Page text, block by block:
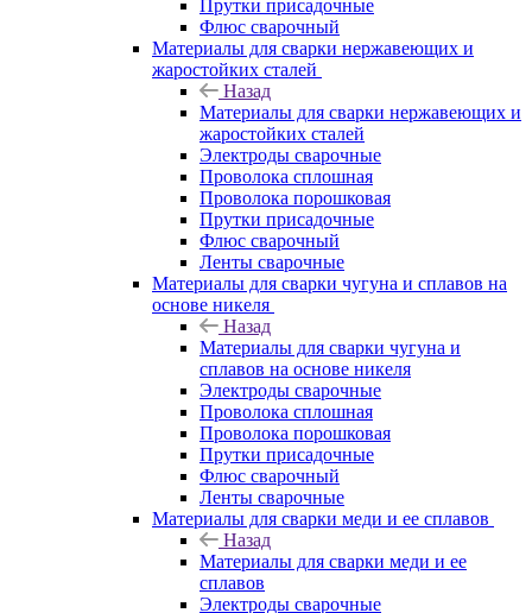
Прутки присадочные
Флюс сварочный
Материалы для сварки нержавеющих и
жаростойких сталей
Назад
Материалы для сварки нержавеющих и
жаростойких сталей
Электроды сварочные
Проволока сплошная
Проволока порошковая
Прутки присадочные
Флюс сварочный
Ленты сварочные
Материалы для сварки чугуна и сплавов на
основе никеля
Назад
Материалы для сварки чугуна и
сплавов на основе никеля
Электроды сварочные
Проволока сплошная
Проволока порошковая
Прутки присадочные
Флюс сварочный
Ленты сварочные
Материалы для сварки меди и ее сплавов
Назад
Материалы для сварки меди и ее
сплавов
Электроды сварочные